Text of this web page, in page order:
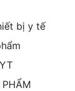
bị y tế